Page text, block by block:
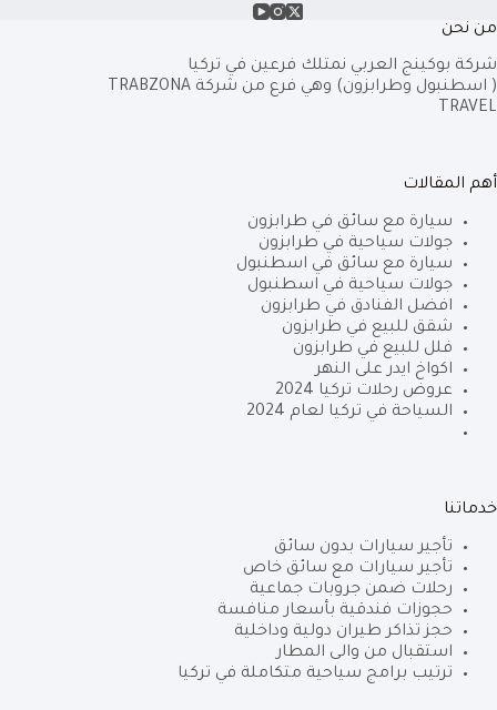
من نحن
شركة بوكينج العربي نمتلك فرعين في تركيا
( اسطنبول وطرابزون) وهي فرع من شركة TRABZONA
TRAVEL
أهم المقالات
سيارة مع سائق في طرابزون
جولات سياحية في طرابزون
سيارة مع سائق في اسطنبول
جولات سياحية في اسطنبول
افضل الفنادق في طرابزون
شقق للبيع في طرابزون
فلل للبيع في طرابزون
اكواخ ايدر على النهر
عروض رحلات تركيا 2024
السياحة في تركيا لعام 2024
خدماتنا
تأجير سيارات بدون سائق
تأجير سيارات مع سائق خاص
رحلات ضمن جروبات جماعية
حجوزات فندقية بأسعار منافسة
حجز تذاكر طيران دولية وداخلية
استقبال من والى المطار
ترتيب برامج سياحية متكاملة في تركيا